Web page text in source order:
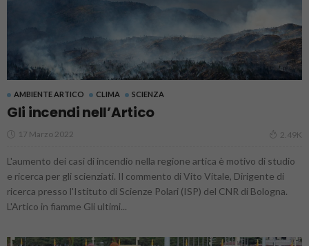
AMBIENTE ARTICO CLIMA SCIENZA
Gli incendi nell’Artico
17 Marzo 2022 2.49K
L'aumento dei casi di incendio nella regione artica è motivo di studio
e ricerca per gli scienziati. Il commento di Vito Vitale, Dirigente di
ricerca presso l'Istituto di Scienze Polari (ISP) del CNR di Bologna.
L'Artico in fiamme Gli ultimi...